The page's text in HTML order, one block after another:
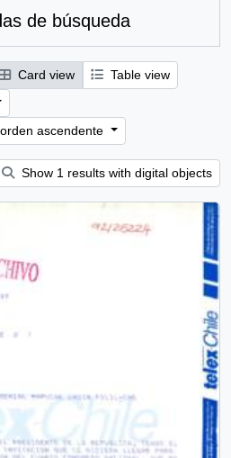
de búsqueda
Card view
Table view
ascendente
Show 1 results with digital objects